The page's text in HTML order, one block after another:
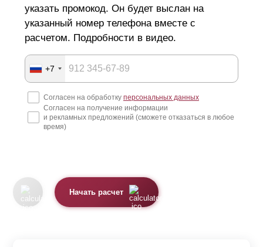
указать промокод. Он будет выслан на
указанный номер телефона вместе с
расчетом. Подробности в видео.
+7
Согласен на обработку персональных данных
Согласен на получение информации
и рекламных предложений (сможете отказаться в любое
время)
Начать расчет